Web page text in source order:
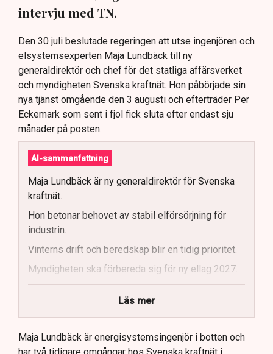
intervju med TN.
Den 30 juli beslutade regeringen att utse ingenjören och
elsystemsexperten Maja Lundbäck till ny
generaldirektör och chef för det statliga affärsverket
och myndigheten Svenska kraftnät. Hon påbörjade sin
nya tjänst omgående den 3 augusti och efterträder Per
Eckemark som sent i fjol fick sluta efter endast sju
månader på posten.
AI-sammanfattning
Maja Lundbäck är ny generaldirektör för Svenska
kraftnät.
Hon betonar behovet av stabil elförsörjning för
industrin.
Vinterns drift och beredskap blir en tidig prioritet.
Myndigheten ska förbereda sig för ny ellag 2027.
Maja Lundbäck vill se en mer proaktiv
Läs mer
Maja Lundbäck är energisystemsingenjör i botten och